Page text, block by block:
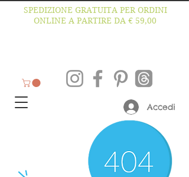
SPEDIZIONE GRATUITA PER ORDINI
ONLINE A PARTIRE DA € 59,00
Accedi